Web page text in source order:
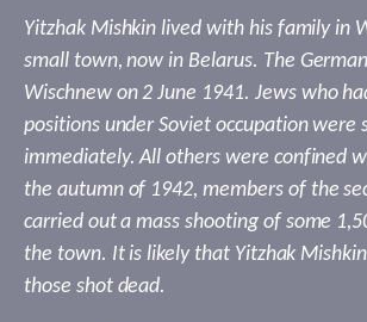
Yitzhak Mishkin lived with his family in
small town, now in Belarus. The
Wischnew on 2 June 1941. Jews who
positions under Soviet occupation were
immediately. All others were confined
the autumn of 1942, members of the
carried out a mass shooting of some
the town. It is likely that Yitzhak
those shot dead.